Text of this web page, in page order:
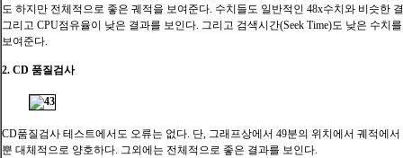
도 하지만 전체적으로 좋은 궤적을 보여준다. 수치들도 일반적인 48x수치와 비슷한
그리고 CPU점유율이 낮은 결과를 보인다. 그리고 검색시간(Seek Time)도 낮은 수치
보여준다.
2. CD 품질검사
CD품질검사 테스트에서도 오류는 없다. 단, 그래프상에서 49분의 위치에서 궤적에
뿐 대체적으로 양호하다. 그외에는 전체적으로 좋은 결과를 보인다.